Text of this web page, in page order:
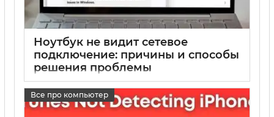
Ноутбук не видит сетевое
подключение: причины и способы
решения проблемы
Все про компьютер